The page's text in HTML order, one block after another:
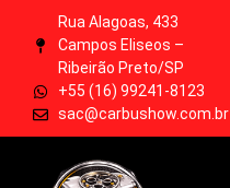
Rua Alagoas, 433
Campos Eliseos –
Ribeirão Preto/SP
+55 (16) 99241-8123
sac@carbushow.com.br